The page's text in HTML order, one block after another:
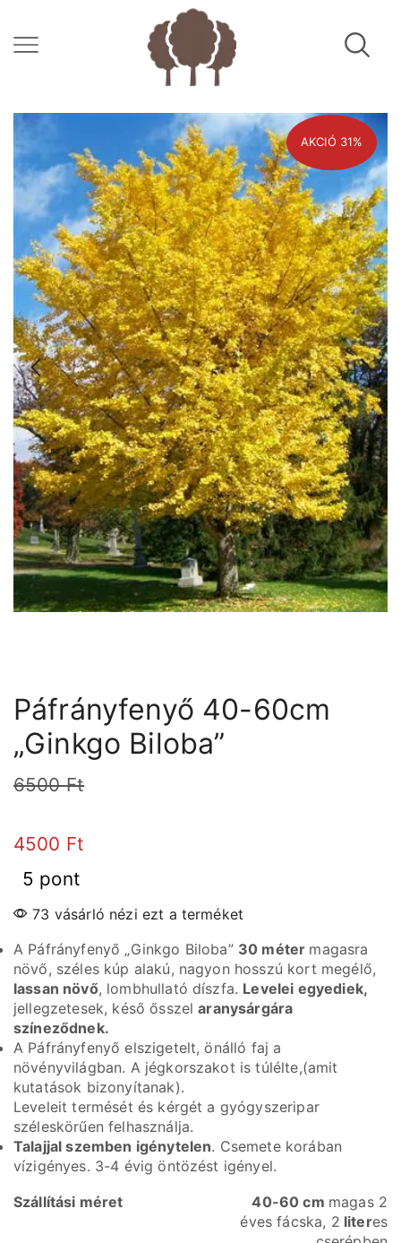
AKCIÓ 31%
Páfrányfenyő 40-60cm
„Ginkgo Biloba”
6500Ft
4500 Ft
5 pont
73 vásárló nézi ezt a terméket
A Páfrányfenyő „Ginkgo Biloba” 30 méter magasra
növő, széles kúp alakú, nagyon hosszú kort megélő,
lassan növő, lombhullató díszfa. Levelei egyediek,
jellegzetesek, késő ősszelaranysárgára
színeződnek.
A Páfrányfenyő elszigetelt, önálló faj a
növényvilágban. A jégkorszakot is túlélte,(amit
kutatások bizonyítanak).
Leveleit termését és kérgét a gyógyszeripar
széleskörűen felhasználja.
Talajjal szemben igénytelen. Csemete korában
vízigényes. 3-4 évig öntözést igényel.
Szállítási méret
40-60 cm magas 2
éves fácska, 2 literes